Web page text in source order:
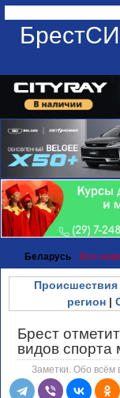
Беларусь Все
регион |
Брест
видов
Заметки. Обо всём